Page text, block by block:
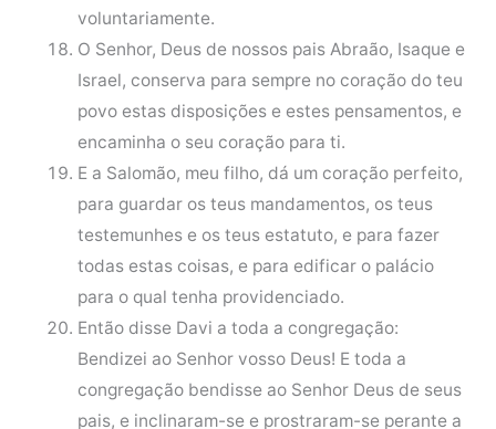
voluntariamente.
O Senhor, Deus de nossos pais Abraão, Isaque e
Israel, conserva para sempre no coração do teu
povo estas disposições e estes pensamentos, e
encaminha o seu coração para ti.
E a Salomão, meu filho, dá um coração perfeito,
para guardar os teus mandamentos, os teus
testemunhes e os teus estatuto, e para fazer
todas estas coisas, e para edificar o palácio
para o qual tenha providenciado.
Então disse Davi a toda a congregação:
Bendizei ao Senhor vosso Deus! E toda a
congregação bendisse ao Senhor Deus de seus
pais, e inclinaram-se e prostraram-se perante a